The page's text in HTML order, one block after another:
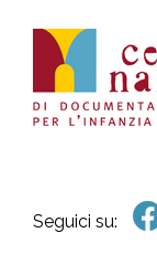
Seguici su: